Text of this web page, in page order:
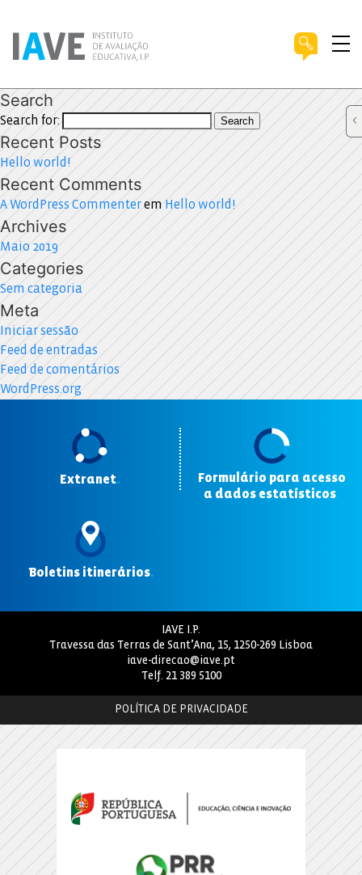
Search
Search for: Search
Recent Posts
Hello world!
Recent Comments
A WordPress Commenterem Hello world!
Archives
Maio 2019
Categories
Sem categoria
Meta
Iniciar sessão
Feed de entradas
Feed de comentários
WordPress.org
Extranet.
Formulário para acesso
a dados estatísticos
Boletins itinerários.
IAVE I.P.
Travessa das Terras de Sant’Ana, 15, 1250-269 Lisboa
iave-direcao@iave.pt
Telf. 21 389 5100
POLÍTICA DE PRIVACIDADE